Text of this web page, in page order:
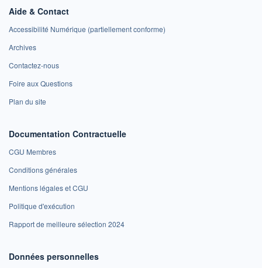
Aide & Contact
Accessibilité Numérique (partiellement conforme)
Archives
Contactez-nous
Foire aux Questions
Plan du site
Documentation Contractuelle
CGU Membres
Conditions générales
Mentions légales et CGU
Politique d'exécution
Rapport de meilleure sélection 2024
Données personnelles